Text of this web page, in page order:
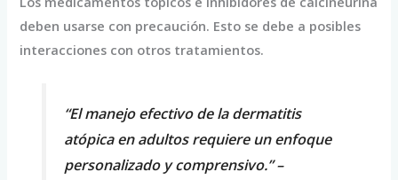
deben usarse con precaución. Esto se debe a posibles
interacciones con otros tratamientos.
“El manejo efectivo de la dermatitis
atópica en adultos requiere un enfoque
personalizado y comprensivo.” –